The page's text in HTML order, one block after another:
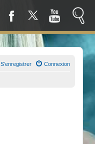
Connexion
S’enregistrer